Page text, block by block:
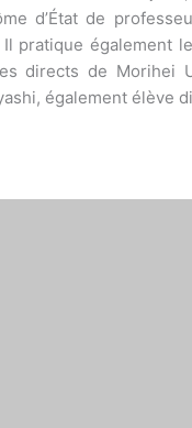
d’État de
pratique également
directs de Morihei
également élève